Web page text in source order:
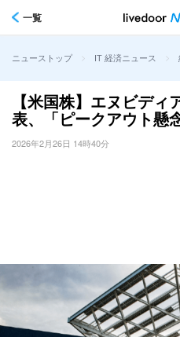
一覧
ニューストップ > IT 経済ニュース >
【米国株】エヌビデ
表、「ピークアウト懸
2026年2月26日 14時40分